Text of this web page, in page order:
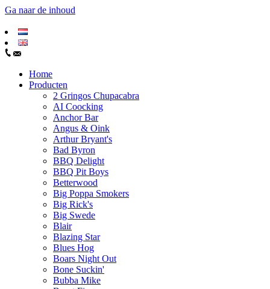
Ga naar de inhoud
Home
Producten
2 Gringos Chupacabra
AI Coocking
Anchor Bar
Angus & Oink
Arthur Bryant's
Bad Byron
BBQ Delight
BBQ Pit Boys
Betterwood
Big Poppa Smokers
Big Rick's
Big Swede
Blair
Blazing Star
Blues Hog
Boars Night Out
Bone Suckin'
Bubba Mike